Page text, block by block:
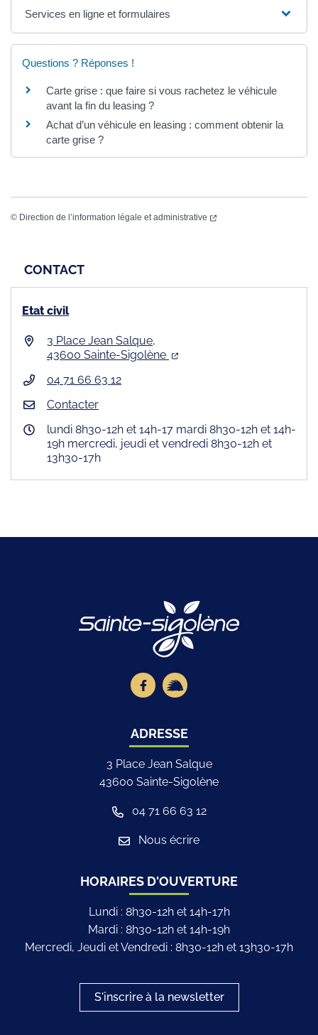
Services en ligne et formulaires
Questions ? Réponses !
Carte grise : que faire si vous rachetez le véhicule
avant la fin du leasing ?
Achat d’un véhicule en leasing : comment obtenir la
carte grise ?
© Direction de l’information légale et administrative
CONTACT
Etat civil
3 Place Jean Salque,
43600 Sainte-Sigolène
04 71 66 63 12
Contacter
lundi 8h30-12h et 14h-17 mardi 8h30-12h et 14h-
19h mercredi, jeudi et vendredi 8h30-12h et
13h30-17h
Lien vers le compte Facebook
Lien vers la page illiwap
ADRESSE
3 Place Jean Salque
43600 Sainte-Sigolène
04 71 66 63 12
Nous écrire
HORAIRES D'OUVERTURE
Lundi : 8h30-12h et 14h-17h
Mardi : 8h30-12h et 14h-19h
Mercredi, Jeudi et Vendredi : 8h30-12h et 13h30-17h
S'inscrire à la newsletter